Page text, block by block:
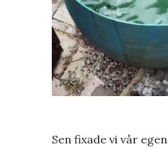
Sen fixade vi vår